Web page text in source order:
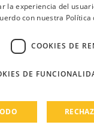
la experiencia del
con nuestra Política
COOKIES DE
DE